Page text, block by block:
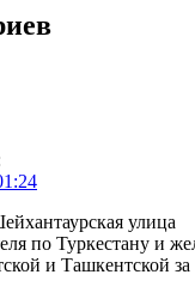
улица
по Туркестану и
и Ташкентской за